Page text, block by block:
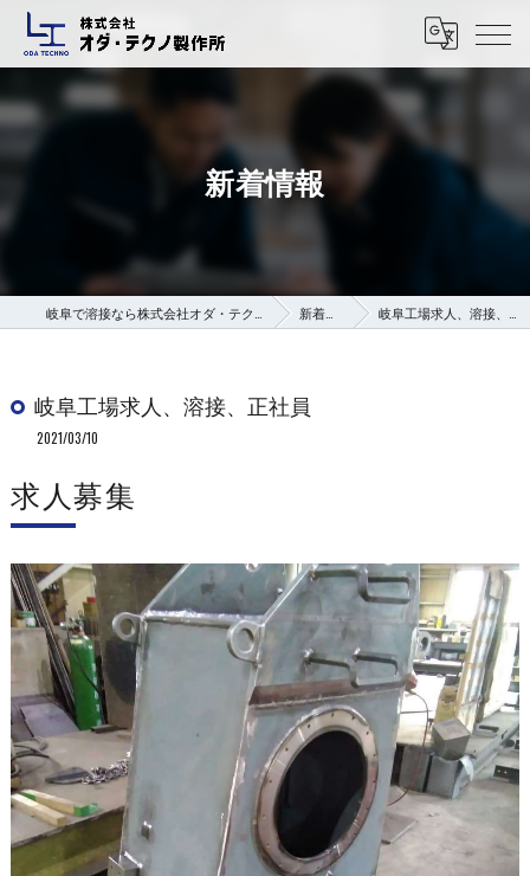
新着情報
新着情報 岐阜工場求人、溶接、正社員
岐阜工場求人、溶接、正社員
2021/03/10
求人募集